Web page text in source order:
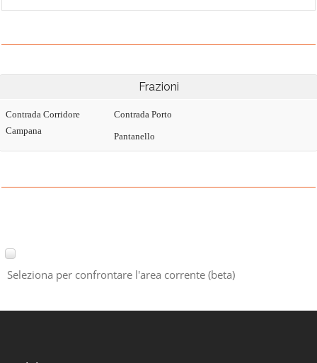
Frazioni
Contrada Corridore
Campana
Contrada Porto
Pantanello
Seleziona per confrontare l'area corrente (beta)